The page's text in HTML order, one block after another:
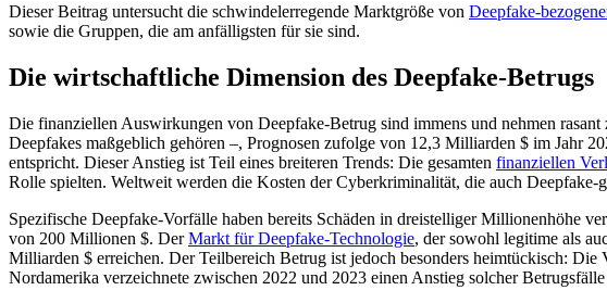
Dieser Beitrag untersucht die schwindelerregende Marktgröße von Deepfake-
sowie die Gruppen, die am anfälligsten für sie sind.
Die wirtschaftliche Dimension des Deepfake-Betrugs
Die finanziellen Auswirkungen von Deepfake-Betrug sind immens und nehmen
Deepfakes maßgeblich gehören –, Prognosen zufolge von 12,3 Milliarden $ im Jahr
entspricht. Dieser Anstieg ist Teil eines breiteren Trends: Die gesamten finanziellen
Rolle spielten. Weltweit werden die Kosten der Cyberkriminalität, die auch Deepfake-
Spezifische Deepfake-Vorfälle haben bereits Schäden in dreistelliger Millionenhöhe
von 200 Millionen $. DerMarkt für Deepfake-Technologie, der sowohl legitime als
Milliarden $ erreichen. Der Teilbereich Betrug ist jedoch besonders heimtückisch: Die
Nordamerika verzeichnete zwischen 2022 und 2023 einen Anstieg solcher